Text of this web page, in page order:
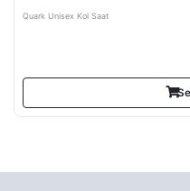
Quark Unisex Kol Saat